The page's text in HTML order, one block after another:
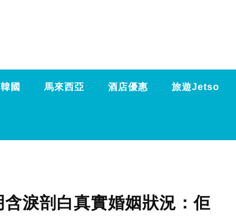
韓國 馬來西亞 酒店優惠 旅遊Jetso
淚剖白真實婚姻狀況：佢